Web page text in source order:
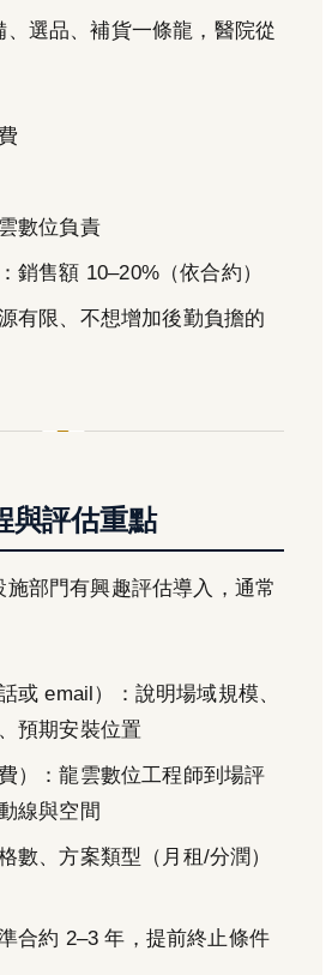
選品、補貨一條龍，醫院從
數位負責
銷售額 10–20%（依合約）
有限、不想增加後勤負擔的
與評估重點
部門有興趣評估導入，通常
話或 email）：說明場域規模、
預期安裝位置
）：龍雲數位工程師到場評
線與空間
數、方案類型（月租/分潤）
合約 2–3 年，提前終止條件